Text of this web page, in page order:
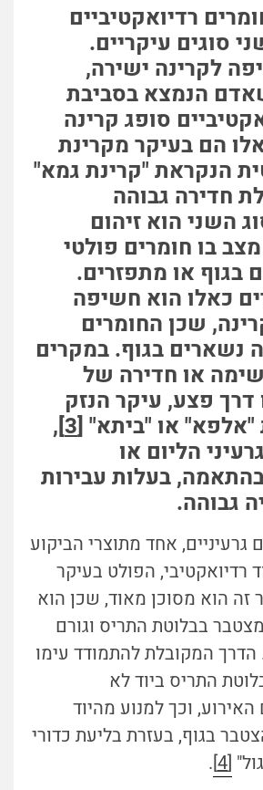
רדיואקטיביים
סוגים עיקריים.
לקרינה ישירה,
הנמצא בסביבת
סופג קרינה
הם בעיקר מקרינת
הנקראת "קרינת גמא"
חדירה גבוהה
השני הוא זיהום
בו חומרים פולטי
בגוף או מתפזרים.
כאלו הוא חשיפה
שכן החומרים
נשארים בגוף. במקרים
או חדירה של
דרך פצע, עיקר הנזק
"אלפא" או "ביתא" [3
],
הליום או
בעלות עבירות
גבוהה.
אחד מתוצרי הביקוע
רדיואקטיבי, הפולט בעיקר
זה הוא מסוכן מאוד, שכן הוא
בבלוטת התריס וגורם
המקובלת להתמודד עימו
התריס ביוד לא
וכך למנוע מהיוד
בגוף, בעזרת בליעת כדורי
[4]
.